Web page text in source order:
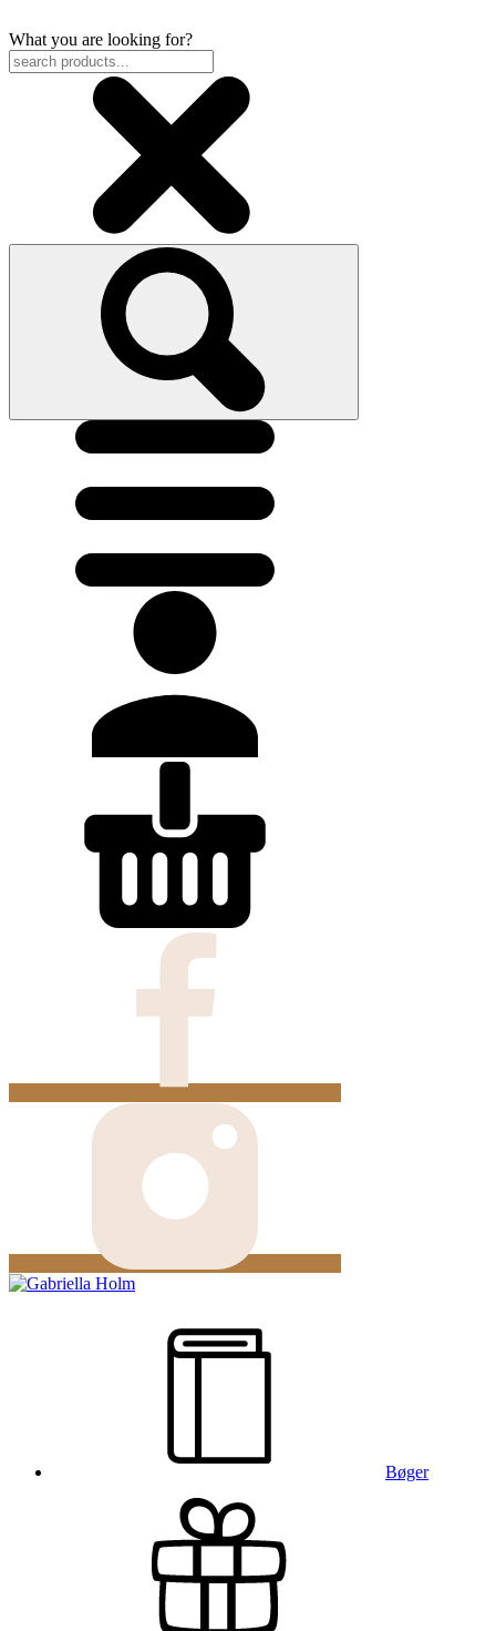
What you are looking for?
Bøger